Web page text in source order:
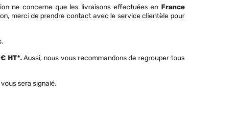
ne concerne que les livraisons effectuées en France
merci de prendre contact avec le service clientèle pour
HT*.Aussi, nous vous recommandons de regrouper tous
sera signalé.